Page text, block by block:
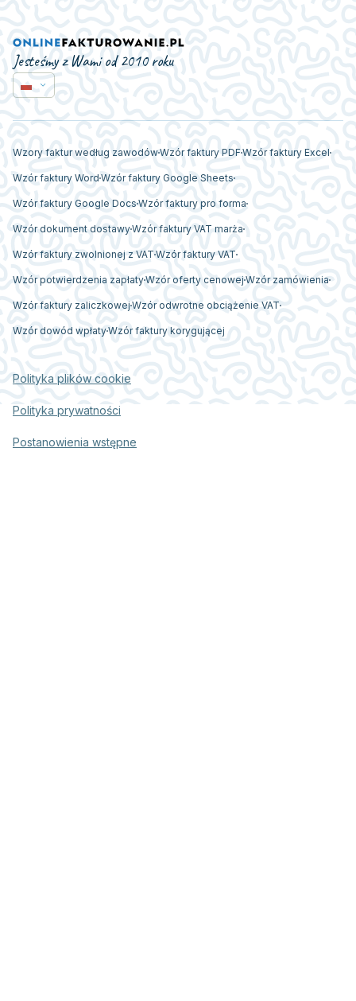
Jesteśmy z Wami od 2010 roku
Wzory faktur według zawodówWzór faktury PDFWzór faktury Excel
Wzór faktury Word Wzór faktury Google Sheets
Wzór faktury Google Docs Wzór faktury pro forma
Wzór dokument dostawyWzór faktury VAT marża
Wzór faktury zwolnionej z VAT Wzór faktury VAT
Wzór potwierdzenia zapłatyWzór oferty cenowej Wzór zamówienia
Wzór faktury zaliczkowej Wzór odwrotne obciążenie VAT
Wzór dowód wpłatyWzór faktury korygującej
Polityka plików cookie
Polityka prywatności
Postanowienia wstępne